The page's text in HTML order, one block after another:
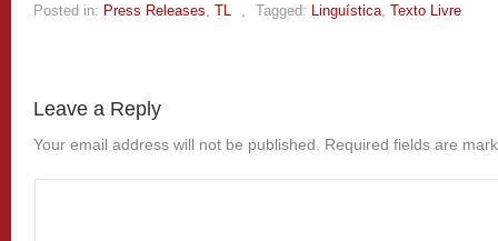
Posted in: Press Releases TL Tagged: Linguística Texto Livre
Leave a Reply
Your email address will not be published. Required fields are